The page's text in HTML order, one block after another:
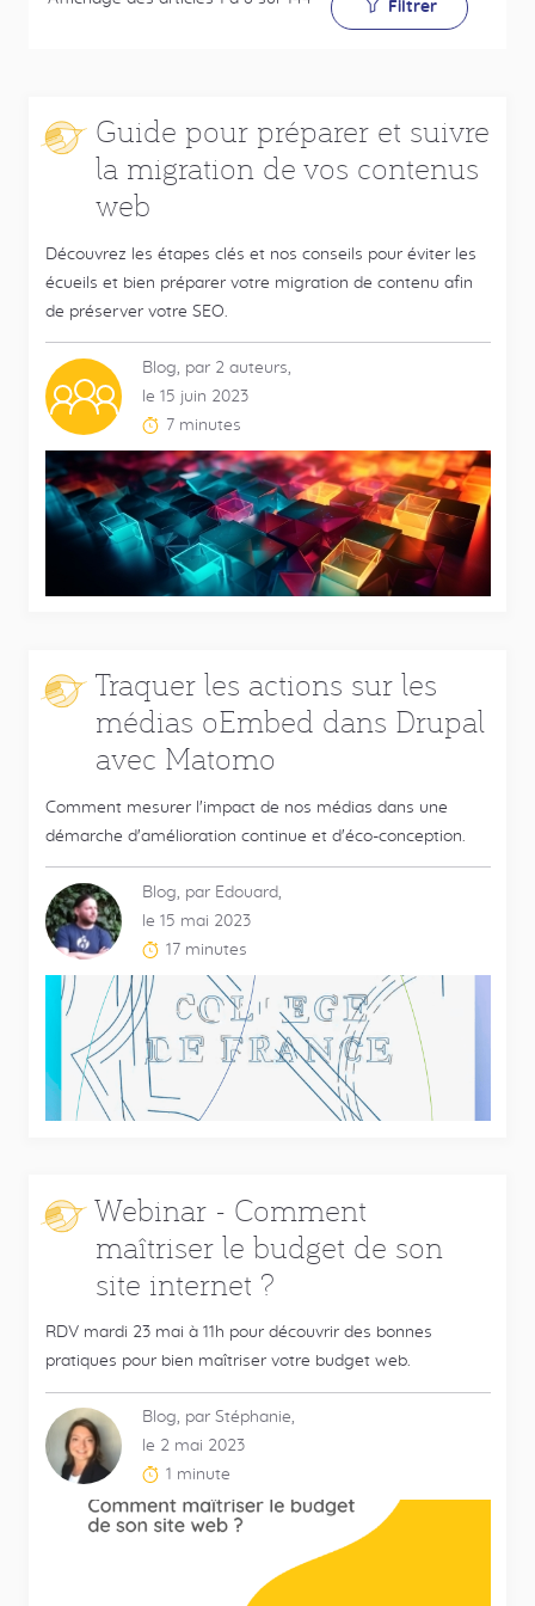
Filtrer
Guide pour préparer et suivre
la migration de vos contenus
web
Découvrez les étapes clés et nos conseils pour éviter les
écueils et bien préparer votre migration de contenu afin
de préserver votre SEO.
Contributeurs
multiples
Blog, par 2 auteurs,
le 15 juin 2023
Temps
de
lecture
estimé
:
7 minutes
Traquer les actions sur les
médias oEmbed dans Drupal
avec Matomo
Comment mesurer l'impact de nos médias dans une
démarche d'amélioration continue et d'éco-conception.
Blog, par Edouard,
le 15 mai 2023
Temps
de
lecture
estimé
17 minutes
Webinar - Comment
maîtriser le budget de son
site internet ?
RDV mardi 23 mai à 11h pour découvrir des bonnes
pratiques pour bien maîtriser votre budget web.
Blog, par Stéphanie,
le 2 mai 2023
Temps
de
1 minute